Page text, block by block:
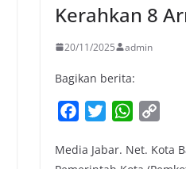
Kerahkan 8
20/11/2025 admin
Bagikan berita:
c
i
W
a
p
Media Jabar. Net. Kota